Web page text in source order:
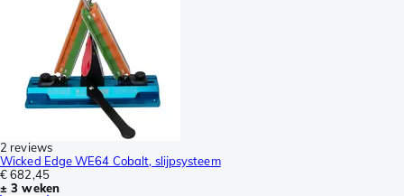
2 reviews
Wicked Edge WE64 Cobalt, slijpsysteem
€ 682,45
± 3 weken